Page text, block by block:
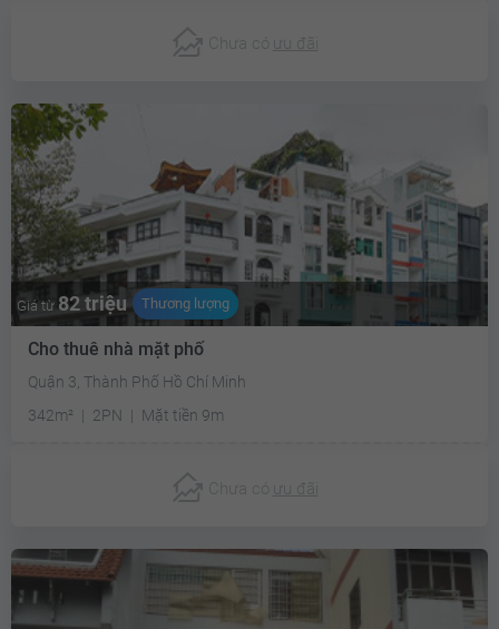
Chưa có ưu đãi
Giá từ 82 triệu Thương lượng
Cho thuê nhà mặt phố
Quận 3, Thành Phố Hồ Chí Minh
342m²
2PN Mặt tiền 9m
Chưa có ưu đãi